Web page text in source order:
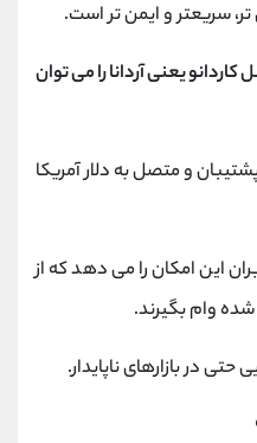
سریعتر و ایمن تر است.
یعنی آردانا را می توان
و متصل به دلار آمریکا
این امکان را می دهد که از
شده وام بگیرند.
در بازارهای ناپایدار.